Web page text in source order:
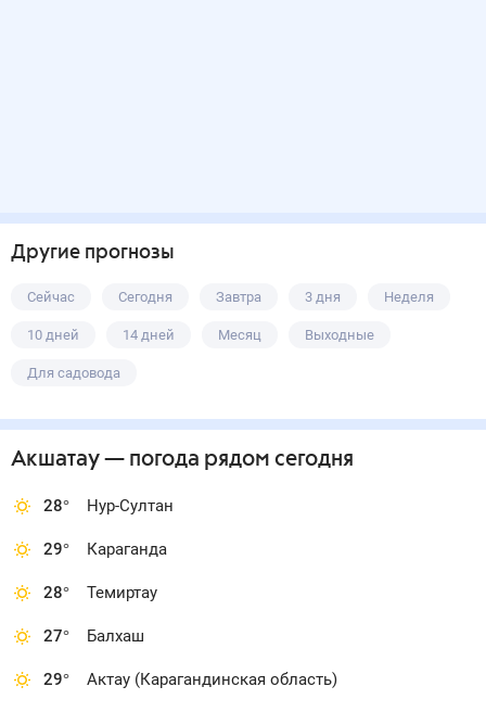
Другие прогнозы
Сейчас Сегодня Завтра 3 дня Неделя
10 дней 14 дней Месяц Выходные
Для садовода
Акшатау— погода рядом сегодня
28° Нур-Султан
29° Караганда
28° Темиртау
27° Балхаш
29° Актау (Карагандинская область)